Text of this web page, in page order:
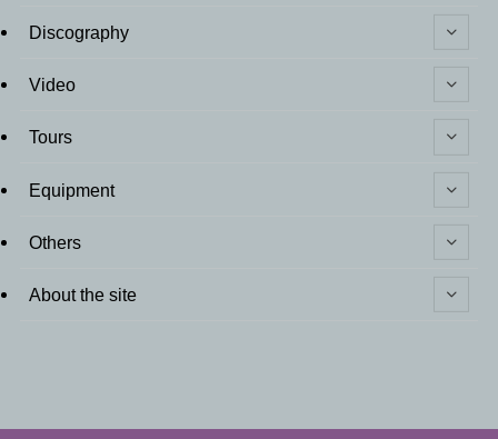
Discography
Video
Tours
Equipment
Others
About the site